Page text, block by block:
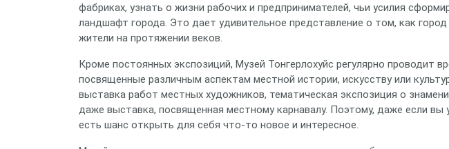
фабриках, узнать о жизни рабочих и предпринимателей, чьи усилия
ландшафт города. Это дает удивительное представление о том, как город
жители на протяжении веков.
Кроме постоянных экспозиций, Музей Тонгерлохуйс регулярно проводит
посвященные различным аспектам местной истории, искусству или
выставка работ местных художников, тематическая экспозиция о
даже выставка, посвященная местному карнавалу. Поэтому, даже если вы
есть шанс открыть для себя что-то новое и интересное.